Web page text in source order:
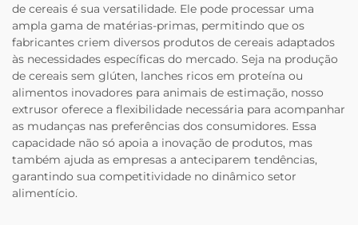
de cereais é sua versatilidade. Ele pode processar uma
ampla gama de matérias-primas, permitindo que os
fabricantes criem diversos produtos de cereais adaptados
às necessidades específicas do mercado. Seja na produção
de cereais sem glúten, lanches ricos em proteína ou
alimentos inovadores para animais de estimação, nosso
extrusor oferece a flexibilidade necessária para acompanhar
as mudanças nas preferências dos consumidores. Essa
capacidade não só apoia a inovação de produtos, mas
também ajuda as empresas a anteciparem tendências,
garantindo sua competitividade no dinâmico setor
alimentício.